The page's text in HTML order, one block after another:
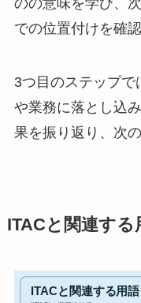
のの意味を学び、
での位置付けを確認
3つ目のステップ
や業務に落とし込
果を振り返り、次
ITACと関連する